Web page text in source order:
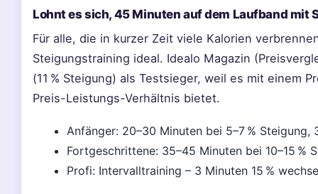
Lohnt es sich, 45 Minuten auf dem Laufband mit
Für alle, die in kurzer Zeit viele Kalorien
Steigungstraining ideal. Idealo Magazin
(11 % Steigung) als Testsieger, weil es mit einem
Preis-Leistungs-Verhältnis bietet.
Anfänger: 20–30 Minuten bei 5–7 % Steigung,
Fortgeschrittene: 35–45 Minuten bei 10–15 %
Profi: Intervalltraining – 3 Minuten 15 %